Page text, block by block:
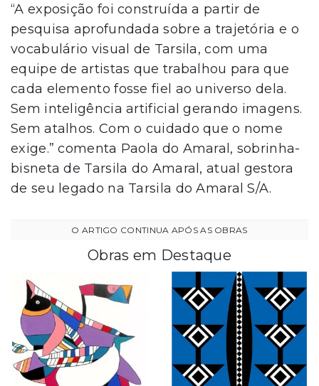
“A exposição foi construída a partir de
pesquisa aprofundada sobre a trajetória e o
vocabulário visual de Tarsila, com uma
equipe de artistas que trabalhou para que
cada elemento fosse fiel ao universo dela.
Sem inteligência artificial gerando imagens.
Sem atalhos. Com o cuidado que o nome
exige.” comenta Paola do Amaral, sobrinha-
bisneta de Tarsila do Amaral, atual gestora
de seu legado na Tarsila do Amaral S/A.
Obras em Destaque